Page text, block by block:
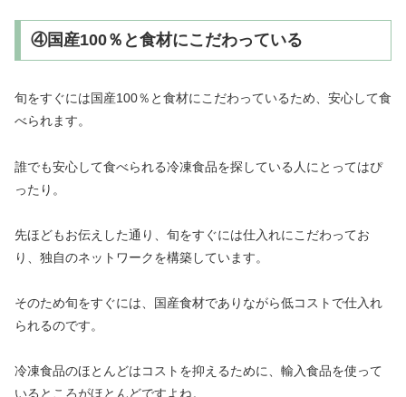
④国産100％と食材にこだわっている
旬をすぐには国産100％と食材にこだわっているため、安心して食
べられます。
誰でも安心して食べられる冷凍食品を探している人にとってはぴ
ったり。
先ほどもお伝えした通り、旬をすぐには仕入れにこだわってお
り、独自のネットワークを構築しています。
そのため旬をすぐには、国産食材でありながら低コストで仕入れ
られるのです。
冷凍食品のほとんどはコストを抑えるために、輸入食品を使って
いるところがほとんどですよね。